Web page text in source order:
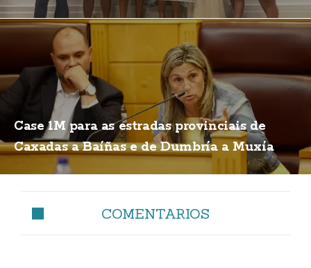
Case 1M para as estradas provinciais de
Caxadas a Baíñas e de Dumbría a Muxía
COMENTARIOS